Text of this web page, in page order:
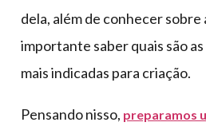
dela, além de conhecer sobre
importante saber quais são
mais indicadas para criação.
Pensando nisso, preparamos